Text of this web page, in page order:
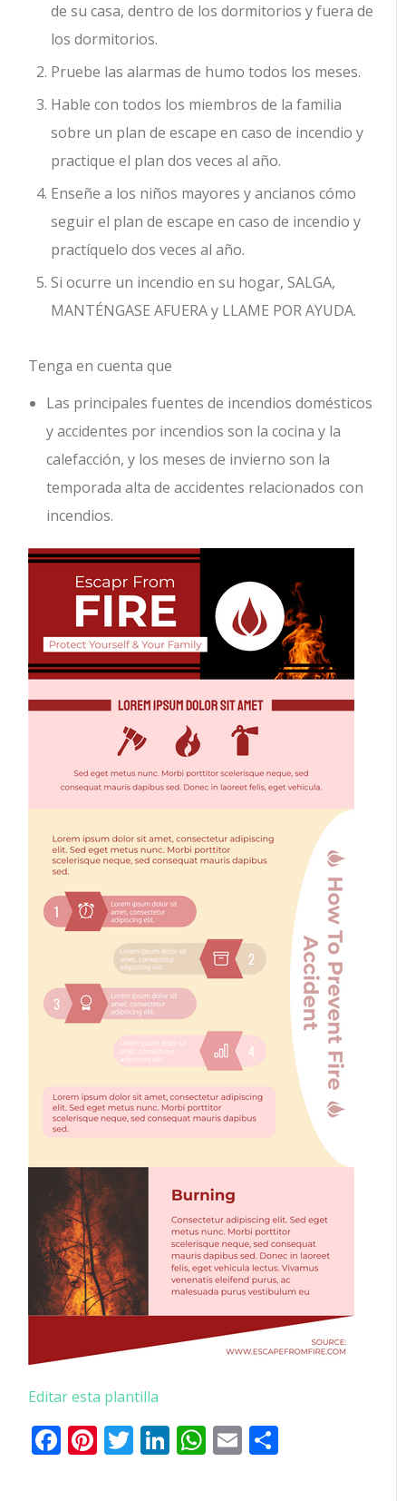
de su casa, dentro de los dormitorios y fuera de
los dormitorios.
Pruebe las alarmas de humo todos los meses.
Hable con todos los miembros de la familia
sobre un plan de escape en caso de incendio y
practique el plan dos veces al año.
Enseñe a los niños mayores y ancianos cómo
seguir el plan de escape en caso de incendio y
practíquelo dos veces al año.
Si ocurre un incendio en su hogar, SALGA,
MANTÉNGASE AFUERA y LLAME POR AYUDA.
Tenga en cuenta que
Las principales fuentes de incendios domésticos
y accidentes por incendios son la cocina y la
calefacción, y los meses de invierno son la
temporada alta de accidentes relacionados con
incendios.
Editar esta plantilla
Facebook
Pinterest
Twitter
LinkedIn
WhatsApp
Email